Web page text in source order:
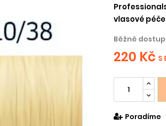
vlasové
Běžně
220 Kč S
Poradíme